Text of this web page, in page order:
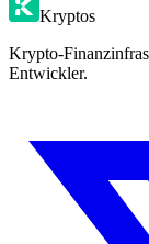
Kryptos
Krypto-
Entwickler.